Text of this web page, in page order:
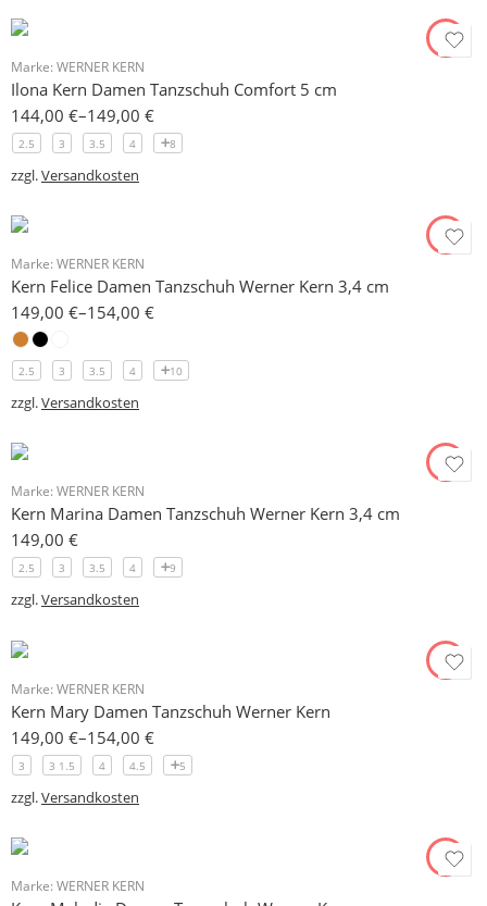
Marke: WERNER KERN
Ilona Kern Damen Tanzschuh Comfort 5 cm
144,00 €–149,00 €
2.5 3 3.5 4 8
zzgl.Versandkosten
Marke: WERNER KERN
Kern Felice Damen Tanzschuh Werner Kern 3,4 cm
149,00 €–154,00 €
2.5 3 3.5 4 10
zzgl.Versandkosten
Marke: WERNER KERN
Kern Marina Damen Tanzschuh Werner Kern 3,4 cm
149,00 €
2.5 3 3.5 4 9
zzgl.Versandkosten
Marke: WERNER KERN
Kern Mary Damen Tanzschuh Werner Kern
149,00 €–154,00 €
3 3 1.5 4 4.5 5
zzgl.Versandkosten
Marke: WERNER KERN